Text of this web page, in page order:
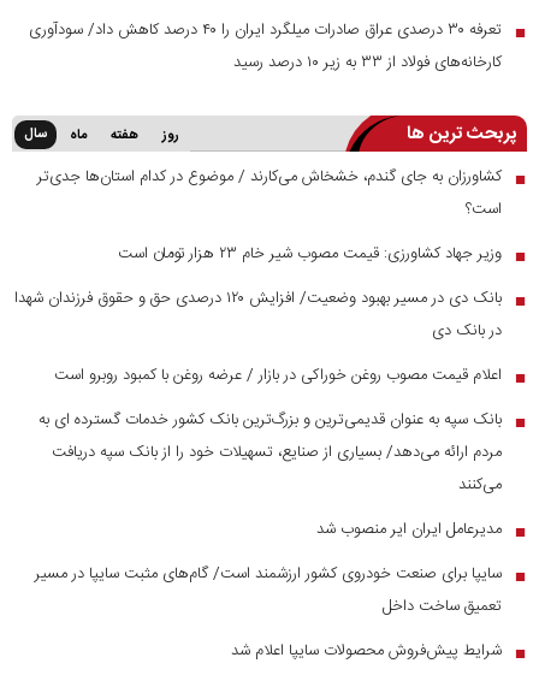
■
تعرفه ۳۰ درصدی عراق صادرات میلگرد ایران را ۴۰ درصد کاهش داد/ سودآوری
کارخانه‌های فولاد از ۳۳ به زیر ۱۰ درصد رسید
پربحث ترین ها روز هفته ماه سال
■ کشاورزان به جای گندم، خشخاش می‌کارند / موضوع در کدام استان‌ها جدی‌تر
است؟
■ وزیر جهاد کشاورزی: قیمت مصوب شیر خام ۲۳ هزار تومان است
■
بانک دی در مسیر بهبود وضعیت/ افزایش ۱۲۰ درصدی حق و حقوق فرزندان شهدا
در بانک دی
■ اعلام قیمت مصوب روغن خوراکی در بازار / عرضه روغن با کمبود روبرو است
■ بانک سپه به عنوان قدیمی‌ترین و بزرگ‌ترین بانک کشور خدمات گسترده ای به
مردم ارائه می‌دهد/ بسیاری از صنایع، تسهیلات خود را از بانک سپه دریافت
می‌کنند
■ مدیرعامل ایران ایر منصوب شد
■ سایپا برای صنعت خودروی کشور ارزشمند است/ گام‌های مثبت سایپا در مسیر
تعمیق ساخت داخل
■ شرایط پیش‌فروش محصولات سایپا اعلام شد